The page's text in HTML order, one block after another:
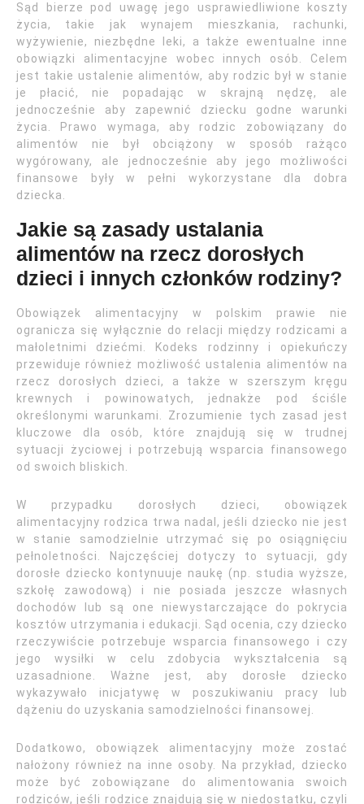
Sąd bierze pod uwagę jego usprawiedliwione koszty
życia, takie jak wynajem mieszkania, rachunki,
wyżywienie, niezbędne leki, a także ewentualne inne
obowiązki alimentacyjne wobec innych osób. Celem
jest takie ustalenie alimentów, aby rodzic był w stanie
je płacić, nie popadając w skrajną nędzę, ale
jednocześnie aby zapewnić dziecku godne warunki
życia. Prawo wymaga, aby rodzic zobowiązany do
alimentów nie był obciążony w sposób rażąco
wygórowany, ale jednocześnie aby jego możliwości
finansowe były w pełni wykorzystane dla dobra
dziecka.
Jakie są zasady ustalania
alimentów na rzecz dorosłych
dzieci i innych członków rodziny?
Obowiązek alimentacyjny w polskim prawie nie
ogranicza się wyłącznie do relacji między rodzicami a
małoletnimi dziećmi. Kodeks rodzinny i opiekuńczy
przewiduje również możliwość ustalenia alimentów na
rzecz dorosłych dzieci, a także w szerszym kręgu
krewnych i powinowatych, jednakże pod ściśle
określonymi warunkami. Zrozumienie tych zasad jest
kluczowe dla osób, które znajdują się w trudnej
sytuacji życiowej i potrzebują wsparcia finansowego
od swoich bliskich.
W przypadku dorosłych dzieci, obowiązek
alimentacyjny rodzica trwa nadal, jeśli dziecko nie jest
w stanie samodzielnie utrzymać się po osiągnięciu
pełnoletności. Najczęściej dotyczy to sytuacji, gdy
dorosłe dziecko kontynuuje naukę (np. studia wyższe,
szkołę zawodową) i nie posiada jeszcze własnych
dochodów lub są one niewystarczające do pokrycia
kosztów utrzymania i edukacji. Sąd ocenia, czy dziecko
rzeczywiście potrzebuje wsparcia finansowego i czy
jego wysiłki w celu zdobycia wykształcenia są
uzasadnione. Ważne jest, aby dorosłe dziecko
wykazywało inicjatywę w poszukiwaniu pracy lub
dążeniu do uzyskania samodzielności finansowej.
Dodatkowo, obowiązek alimentacyjny może zostać
nałożony również na inne osoby. Na przykład, dziecko
może być zobowiązane do alimentowania swoich
rodziców, jeśli rodzice znajdują się w niedostatku, czyli